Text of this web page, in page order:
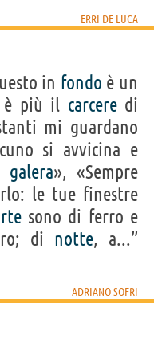
ERRI DE LUCA
in fondo è un
è più il carceredi
mi guardano
si avvicina e
galera», «Sempre
le tue finestre
sono di ferro e
di notte, a...”
ADRIANO SOFRI